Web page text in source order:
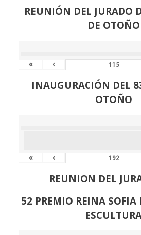
REUNIÓN DEL JURADO
DE OTOÑO
« ‹
INAUGURACIÓN DEL
OTOÑO
« ‹
REUNION DEL
52 PREMIO REINA SOFIA